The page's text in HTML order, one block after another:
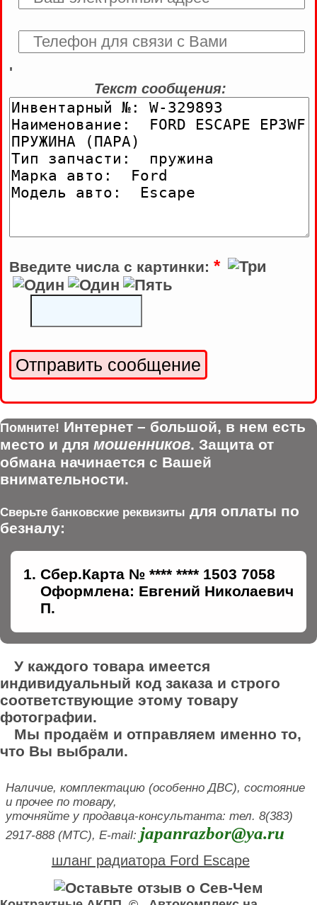
'
Текст сообщения:
Введите числа с картинки: *
Помните! Интернет – большой, в нем есть
место и для мошенников. Защита от
обмана начинается с Вашей
внимательности.
Сверьте банковские реквизиты для оплаты по
безналу:
Сбер.Карта № **** **** 1503 7058
Оформлена: Евгений Николаевич
П.
У каждого товара имеется
индивидуальный код заказа и строго
соответствующие этому товару
фотографии.
Мы продаём и отправляем именно то,
что Вы выбрали.
Наличие, комплектацию (особенно ДВС), состояние
и прочее по товару,
уточняйте у продавца-консультанта: тел. 8(383)
2917-888 (МТС), E-mail: japanrazbor@ya.ru
шланг радиатора Ford Escape